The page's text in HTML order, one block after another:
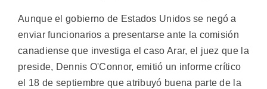
Aunque el gobierno de Estados Unidos se negó a
enviar funcionarios a presentarse ante la comisión
canadiense que investiga el caso Arar, el juez que la
preside, Dennis O'Connor, emitió un informe crítico
el 18 de septiembre que atribuyó buena parte de la